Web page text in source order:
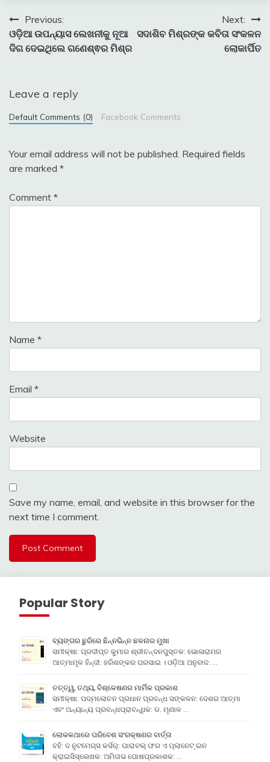
Post
navigation
Previous:
ଓଡ଼ିଆ ଉପନ୍ୟାସ ଲେଖନୀକୁ ନୂଆ
ଦିଗ ଦେଇଥିଲେ ଗଣେଶ୍ଵର ମିଶ୍ର
Next:
ସଦାଶିବ ମିଶ୍ରଙ୍କ କବିତା ସଂକଳନ
ଲୋକାର୍ପିତ
Leave a reply
Default Comments (0) Facebook Comments
Your email address will not be published. Required fields
are marked *
Comment *
Name *
Email *
Website
Save my name, email, and website in this browser for the
next time I comment.
Popular Story
ବ୍ୟଙ୍ଗର ଛୁରିରେ ଛିନ୍ନଭିନ୍ନ ଛଳନାର ମୁଖା
ସମୀକ୍ଷା: ପ୍ରଦୀପ୍ତ କୁମାର ଶ୍ରୀଚନ୍ଦନପୁସ୍ତକ: ଭୋଳାରାମର
ଆତ୍ମାମୂଳ ହିନ୍ଦୀ: ହରିଶଙ୍କର ପରସାଇ । ଓଡ଼ିଆ ଅନୁବାଦ: …
ତତ୍ତ୍ୱ, ତଥ୍ୟ, ବିଶ୍ଳେଷଣର ମାର୍ମିକ ପ୍ରକାଶ
ସମୀକ୍ଷା: ପଦ୍ମଲୋଚନ ପ୍ରଧାନ ପ୍ରବନ୍ଧ ସଙ୍କଳନ: ଦେଶର ଆତ୍ମା
ଏବଂ ଅନ୍ୟାନ୍ୟ ପ୍ରବନ୍ଧପ୍ରାବନ୍ଧିକ: ଡ. ମୃଣାଳ …
ଲୋକକଥାରେ ପରିବେଶ ସଂରକ୍ଷଣର ବାର୍ତ୍ତା
ବହି: ଦ ନୁଟମେଗ୍ସ କର୍ସର୍: ପାରାବଲ୍ ଫର ଏ ପ୍ଲାନେଟ୍ ଇନ
କ୍ରାଇସିସ୍ଲେଖକ: ଅମିତାଭ ଘୋଷପ୍ରକାଶକ: …